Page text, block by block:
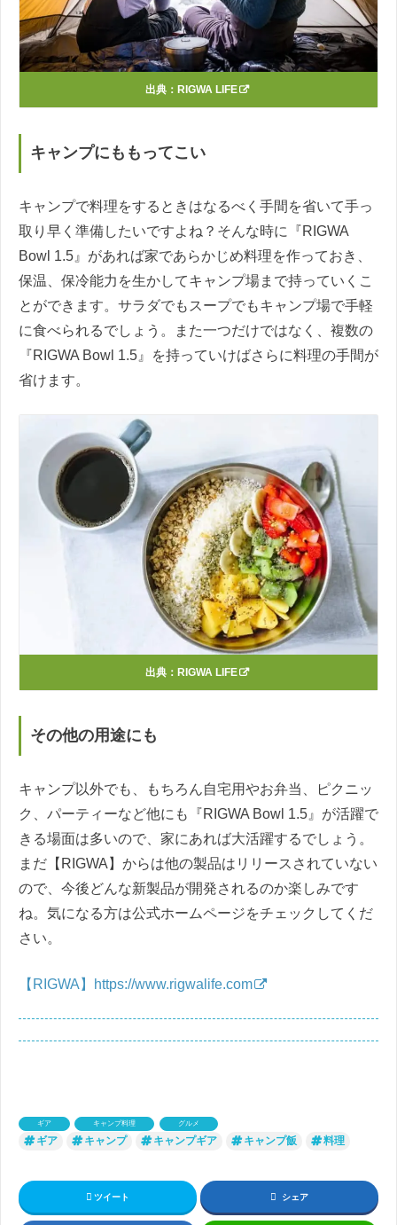
出典： RIGWA LIFE
キャンプにももってこい
キャンプで料理をするときはなるべく手間を省いて手っ
取り早く準備したいですよね？そんな時に『RIGWA
Bowl 1.5』があれば家であらかじめ料理を作っておき、
保温、保冷能力を生かしてキャンプ場まで持っていくこ
とができます。サラダでもスープでもキャンプ場で手軽
に食べられるでしょう。また一つだけではなく、複数の
『RIGWA Bowl 1.5』を持っていけばさらに料理の手間が
省けます。
出典： RIGWA LIFE
その他の用途にも
キャンプ以外でも、もちろん自宅用やお弁当、ピクニッ
ク、パーティーなど他にも『RIGWA Bowl 1.5』が活躍で
きる場面は多いので、家にあれば大活躍するでしょう。
まだ【RIGWA】からは他の製品はリリースされていない
ので、今後どんな新製品が開発されるのか楽しみです
ね。気になる方は公式ホームページをチェックしてくだ
さい。
【RIGWA】https://www.rigwalife.com
ギア キャンプ料理 グルメ
ギア キャンプ キャンプギア キャンプ飯 料理
ツイート シェア